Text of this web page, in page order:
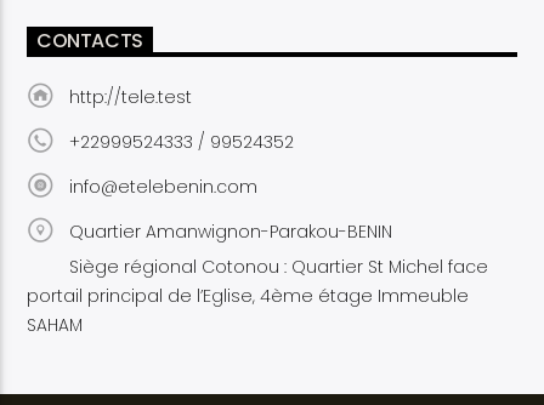
CONTACTS
http://tele.test
+22999524333 / 99524352
info@etelebenin.com
Quartier Amanwignon-Parakou-BENIN
Siège régional Cotonou : Quartier St Michel face
portail principal de l’Eglise, 4ème étage Immeuble
SAHAM